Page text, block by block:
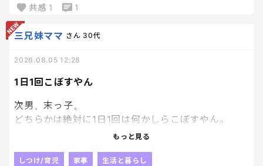
ちょっと想定外にちゃんとした本届いてびっくり。
笑
ていうか普通の本！
Ｗ抽選付のものだったんだけど、
あまりにちゃんとした本届いたから、
共感 1 1
1日1回こぼすやん
三兄妹ママ さん 30代
2026.08.05 12:28
次男、末っ子。
どちらかは絶対に1日1回は何かしらこぼすやん。
おかげで床がピカピカだわ。
もっと見る
しつけ/育児 家事 生活と暮らし